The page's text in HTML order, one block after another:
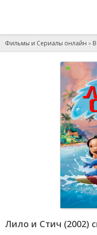
Фильмы и Сериалы онлайн »
Лило и Стич (2002)